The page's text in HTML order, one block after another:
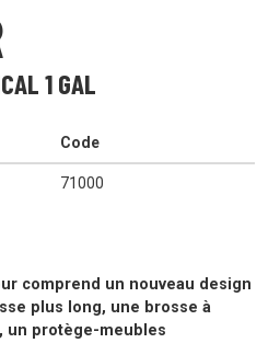
1 GAL
Code
71000
comprend un nouveau design
plus long, une brosse à
un protège-meubles